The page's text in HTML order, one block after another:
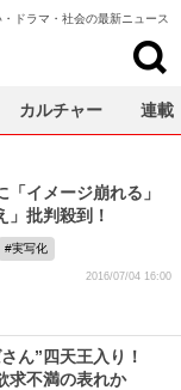
ドラマ・社会の最新ニュース
「イメージ崩れる」
」批判殺到！
実写化
2016/07/04 16:00
ん”四天王入り！
求不満の表れか
カルチャー 連載